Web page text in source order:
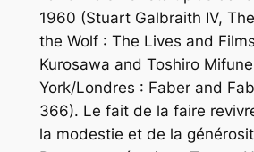
1960 (Stuart Galbraith IV,
the Wolf : The Lives and
Kurosawa and Toshiro
York/Londres : Faber and
366). Le fait de la faire
la modestie et de la